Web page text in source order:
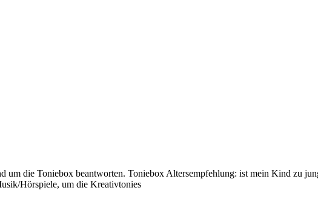
um die Toniebox beantworten. Toniebox Altersempfehlung: ist mein Kind zu
Hörspiele, um die Kreativtonies